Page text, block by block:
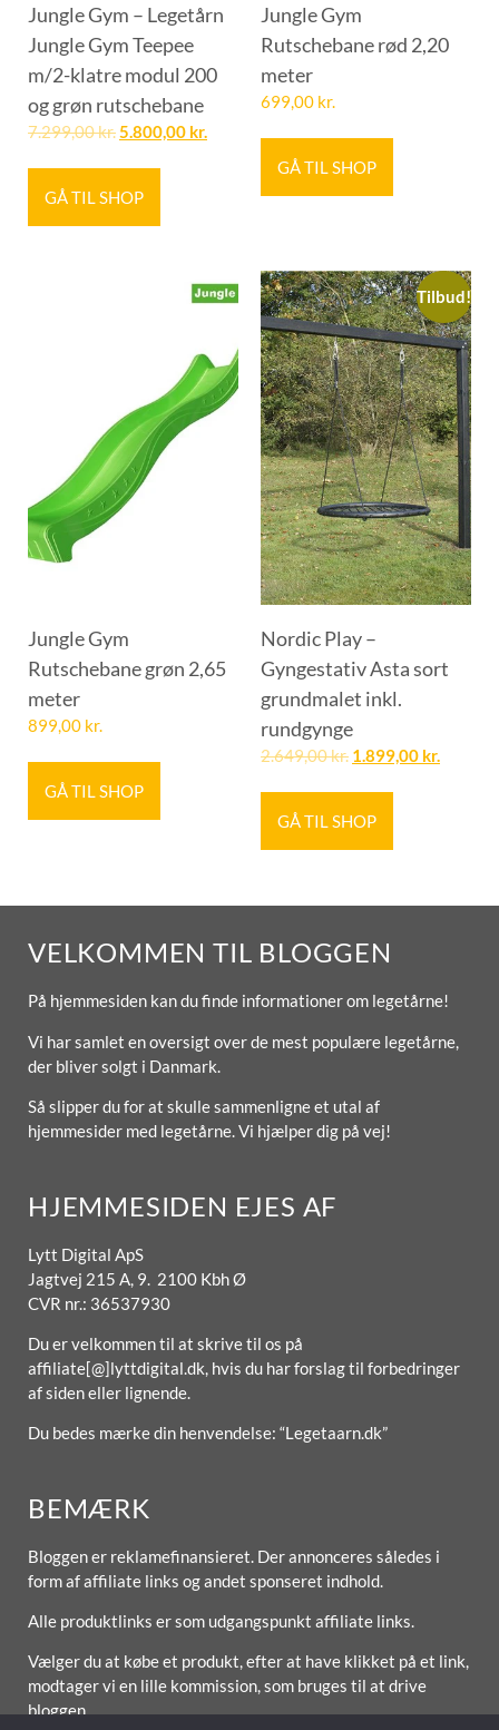
Jungle Gym – Legetårn
Jungle Gym Teepee
m/2-klatre modul 200
og grøn rutschebane
7.299,00kr.5.800,00 kr.
GÅ TIL SHOP
Jungle Gym
Rutschebane rød 2,20
meter
699,00 kr.
GÅ TIL SHOP
Jungle Gym
Rutschebane grøn 2,65
meter
899,00 kr.
GÅ TIL SHOP
Tilbud!
Nordic Play –
Gyngestativ Asta sort
grundmalet inkl.
rundgynge
2.649,00kr. 1.899,00 kr.
GÅ TIL SHOP
VELKOMMEN TIL BLOGGEN
På hjemmesiden kan du finde informationer om legetårne!
Vi har samlet en oversigt over de mest populære legetårne,
der bliver solgt i Danmark.
Så slipper du for at skulle sammenligne et utal af
hjemmesider med legetårne. Vi hjælper dig på vej!
HJEMMESIDEN EJES AF
Lytt Digital ApS
Jagtvej 215 A, 9. 2100 Kbh Ø
CVR nr.: 36537930
Du er velkommen til at skrive til os på
affiliate[@]lyttdigital.dk, hvis du har forslag til forbedringer
af siden eller lignende.
Du bedes mærke din henvendelse: “Legetaarn.dk”
BEMÆRK
Bloggen er reklamefinansieret. Der annonceres således i
form af affiliate links og andet sponseret indhold.
Alle produktlinks er som udgangspunkt affiliate links.
Vælger du at købe et produkt, efter at have klikket på et link,
modtager vi en lille kommission, som bruges til at drive
bloggen.